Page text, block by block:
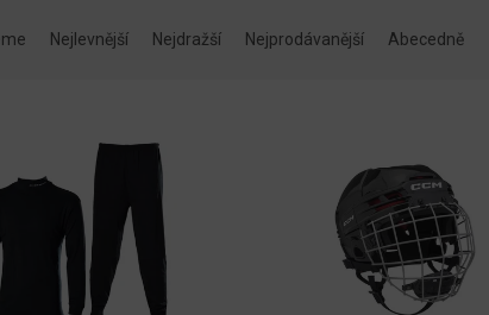
Nejlevnější Nejdražší Nejprodávanější Abecedně